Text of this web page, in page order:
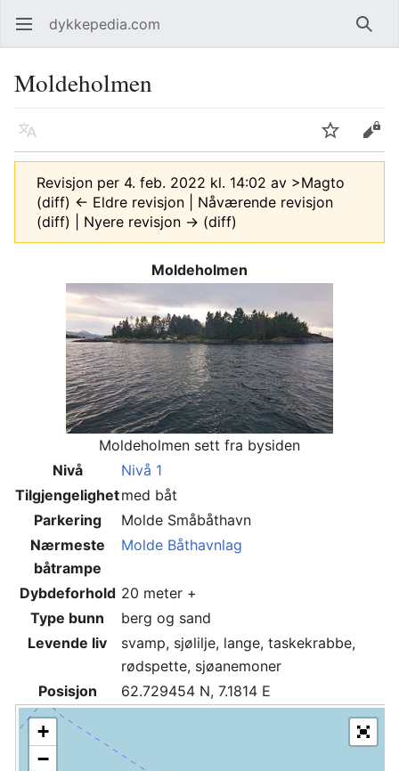
Åpne hovedmenyen dykkepedia.com Søk
Moldeholmen
Språk Overvåk Rediger
Revisjon per 4. feb. 2022 kl. 14:02 av >Magto
(diff) ← Eldre revisjon | Nåværende revisjon
(diff) | Nyere revisjon → (diff)
Moldeholmen
Moldeholmen sett fra bysiden
Nivå
Nivå 1
Tilgjengelighetmed båt
Parkering
Molde Småbåthavn
Nærmeste
båtrampe
Molde Båthavnlag
Dybdeforhold 20 meter +
Type bunn
berg og sand
Levende liv
svamp, sjølilje, lange, taskekrabbe,
rødspette, sjøanemoner
Posisjon
62.729454 N, 7.1814 E
+
−